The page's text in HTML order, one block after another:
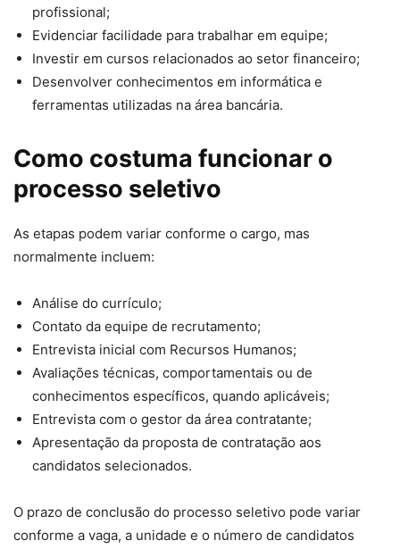
profissional;
Evidenciar facilidade para trabalhar em equipe;
Investir em cursos relacionados ao setor financeiro;
Desenvolver conhecimentos em informática e
ferramentas utilizadas na área bancária.
Como costuma funcionar o
processo seletivo
As etapas podem variar conforme o cargo, mas
normalmente incluem:
Análise do currículo;
Contato da equipe de recrutamento;
Entrevista inicial com Recursos Humanos;
Avaliações técnicas, comportamentais ou de
conhecimentos específicos, quando aplicáveis;
Entrevista com o gestor da área contratante;
Apresentação da proposta de contratação aos
candidatos selecionados.
O prazo de conclusão do processo seletivo pode variar
conforme a vaga, a unidade e o número de candidatos